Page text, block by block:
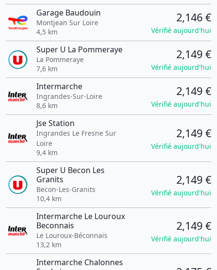
Garage Baudouin
Montjean Sur Loire
4,5 km
2,146 €
Vérifié aujourd'hui
Super U La Pommeraye
La Pommeraye
7,6 km
2,149 €
Vérifié aujourd'hui
Intermarche
Ingrandes-Sur-Loire
8,6 km
2,149 €
Vérifié aujourd'hui
Jse Station
Ingrandes Le Fresne Sur
Loire
9,4 km
2,149 €
Vérifié aujourd'hui
Super U Becon Les
Granits
Becon-Les-Granits
10,4 km
2,149 €
Vérifié aujourd'hui
Intermarche Le Louroux
Beconnais
Le Louroux-Béconnais
13,2 km
2,149 €
Vérifié aujourd'hui
Intermarche Chalonnes